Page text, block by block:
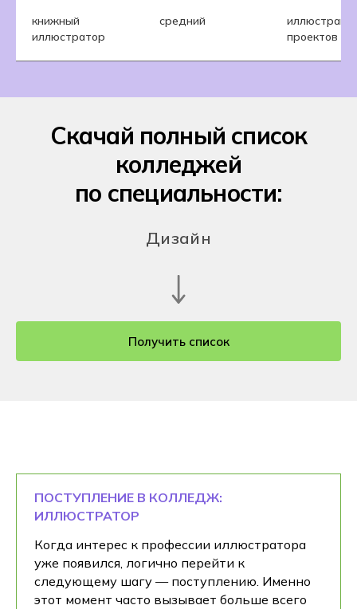
книжный
иллюстратор
средний
проектов
Скачай полный список
колледжей
по специальности:
Дизайн
Получить список
ПОСТУПЛЕНИЕ В КОЛЛЕДЖ:
ИЛЛЮСТРАТОР
Когда интерес к профессии иллюстратора
уже появился, логично перейти к
следующему шагу — поступлению. Именно
этот момент часто вызывает больше всего